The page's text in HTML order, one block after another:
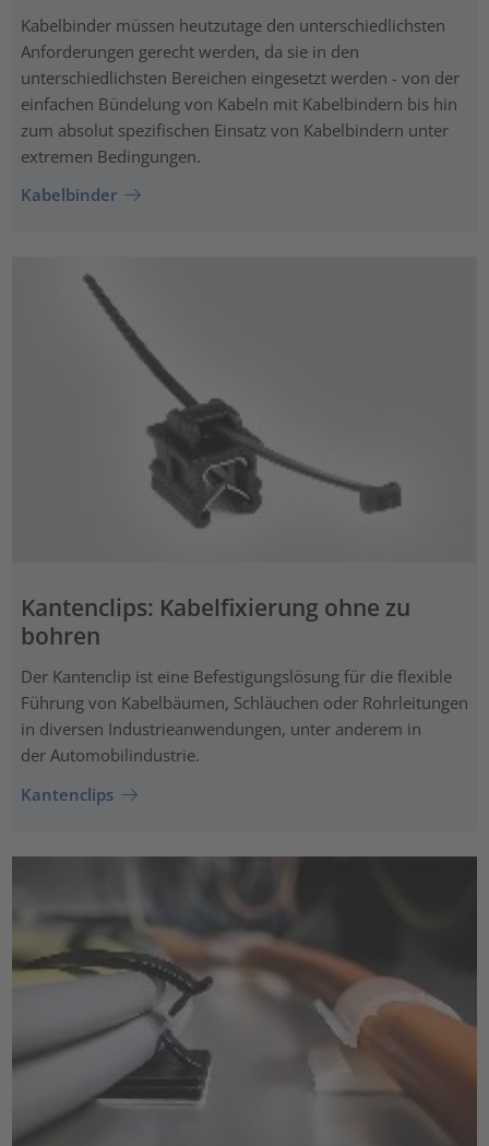
Kabelbinder müssen heutzutage den unterschiedlichsten
Anforderungen gerecht werden, da sie in den
unterschiedlichsten Bereichen eingesetzt werden - von der
einfachen Bündelung von Kabeln mit Kabelbindern bis hin
zum absolut spezifischen Einsatz von Kabelbindern unter
extremen Bedingungen.
Kabelbinder
Kantenclips: Kabelfixierung ohne zu
bohren
Der Kantenclip ist eine Befestigungslösung für die flexible
Führung von Kabelbäumen, Schläuchen oder Rohrleitungen
in diversen Industrieanwendungen, unter anderem in
der Automobilindustrie.
Kantenclips